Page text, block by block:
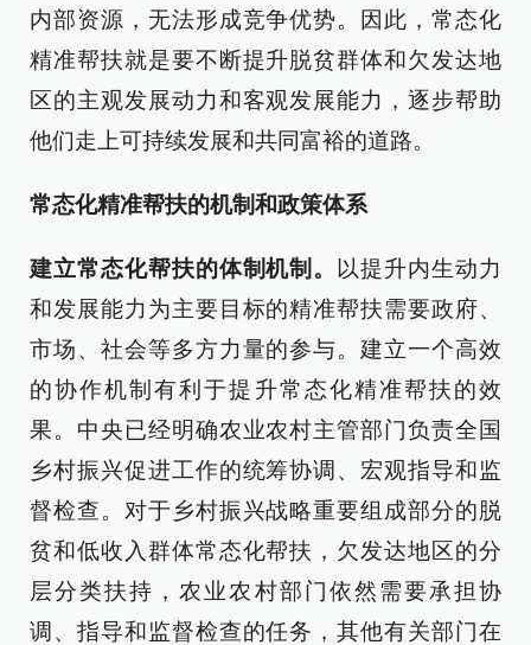
内部资源，无法形成竞争优势。因此，常态化
精准帮扶就是要不断提升脱贫群体和欠发达地
区的主观发展动力和客观发展能力，逐步帮助
他们走上可持续发展和共同富裕的道路。
常态化精准帮扶的机制和政策体系
建立常态化帮扶的体制机制。
以提升内生动力
和发展能力为主要目标的精准帮扶需要政府、
市场、社会等多方力量的参与。建立一个高效
的协作机制有利于提升常态化精准帮扶的效
果。中央已经明确农业农村主管部门负责全国
乡村振兴促进工作的统筹协调、宏观指导和监
督检查。对于乡村振兴战略重要组成部分的脱
贫和低收入群体常态化帮扶，欠发达地区的分
层分类扶持，农业农村部门依然需要承担协
调、指导和监督检查的任务，其他有关部门在